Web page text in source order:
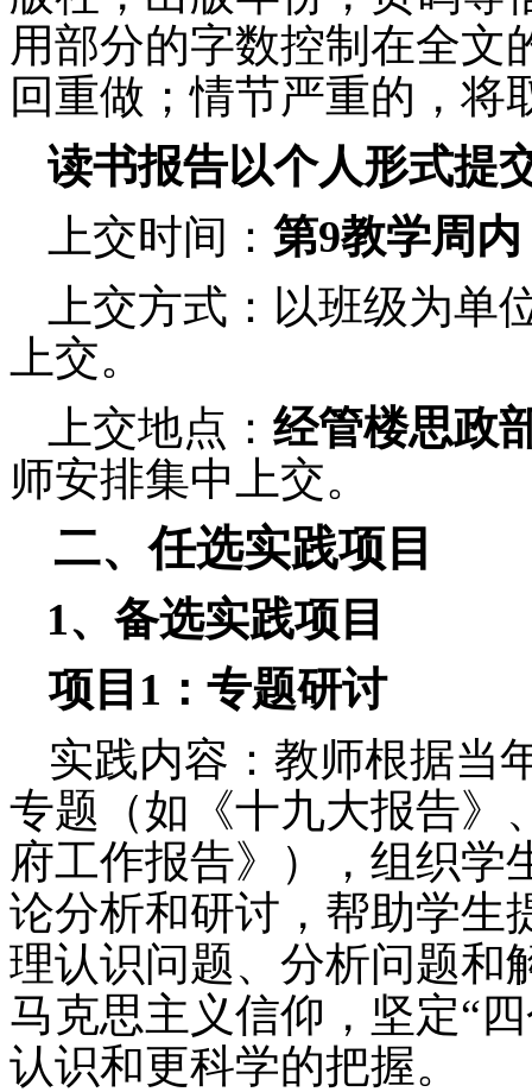
用部分的字数控制在全文
回重做；情节严重的，将
读书报告以个人形式提
上交时间： 第9教学周内
上交方式：以班级为
上交。
上交地点： 经管楼思政
师安排集中上交。
二、任选实践项目
1、备选实践项目
项目 1 ：专题研讨
实践内容：教师根据当
专题（如 《十九大报告》
府工作报告》），组织学
论分析和研讨，帮助学生
理认识问题、分析问题和
马克思主义信仰，坚定“
认识和更科学的把握。